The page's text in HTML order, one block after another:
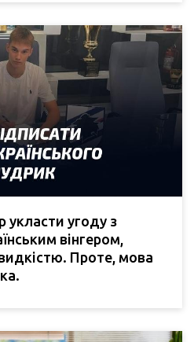
укласти угоду з
вінгером,
Проте, мова